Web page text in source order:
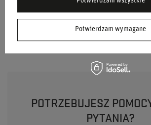
POTRZEBUJESZ
PYTANIA?
Potwierdzam wymagane